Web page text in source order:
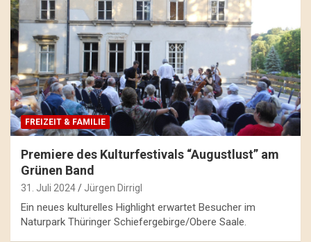
FREIZEIT & FAMILIE
Premiere des Kulturfestivals “Augustlust” am
Grünen Band
31. Juli 2024 Jürgen Dirrigl
Ein neues kulturelles Highlight erwartet Besucher im
Naturpark Thüringer Schiefergebirge/Obere Saale.